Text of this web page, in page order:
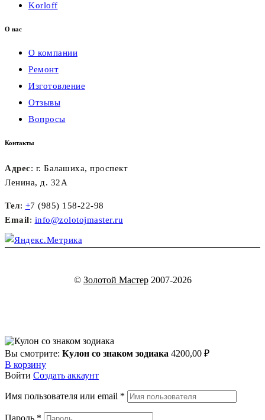
Korloff
О нас
О компании
Ремонт
Изготовление
Отзывы
Вопросы
Контакты
Адрес: г. Балашиха, проспект
Ленина, д. 32А
Тел: +7 (985) 158-22-98
Email: info@zolotojmaster.ru
© Золотой Мастер2007-2026
Вы смотрите: Кулон со знаком зодиака 4200,00 ₽
В корзину
Войти Создать аккаунт
Имя пользователя или email *